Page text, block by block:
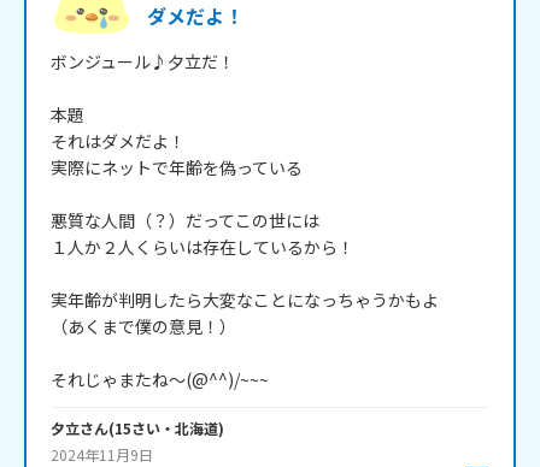
ダメだよ！
ボンジュール♪夕立だ！
本題
それはダメだよ！
実際にネットで年齢を偽っている
悪質な人間（？）だってこの世には
１人か２人くらいは存在しているから！
実年齢が判明したら大変なことになっちゃうかもよ
（あくまで僕の意見！）
それじゃまたね～(@^^)/~~~
夕立さん(15さい・ 北海道)
2024年11月9日